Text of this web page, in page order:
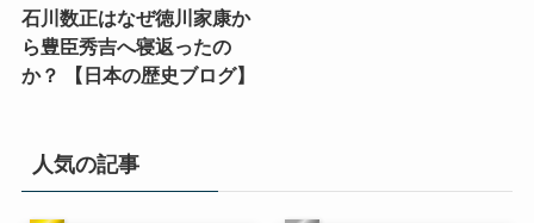
石川数正はなぜ徳川家康か
ら豊臣秀吉へ寝返ったの
か？ 【日本の歴史ブログ】
人気の記事